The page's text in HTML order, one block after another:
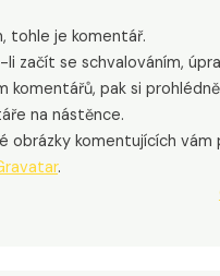
tohle je komentář.
začít se schvalováním,
komentářů, pak si
na nástěnce.
obrázky komentujících vám
.